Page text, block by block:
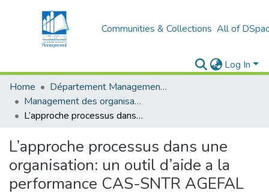
Communities & Collections All of
Log In
Home
Département Management Des Organisations
Management des organisations (MDO)
L’approche processus dans une organisation: un outil d’aide a la performance CAS-SNTR AGEFAL
L’approche processus dans une
organisation: un outil d’aide a la
performance CAS-SNTR AGEFAL